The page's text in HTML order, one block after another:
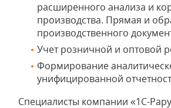
расширенного анализа и
производства. Прямая и
производственного
Учет розничной и оптовой
Формирование
унифицированной
Специалисты компании «1С-